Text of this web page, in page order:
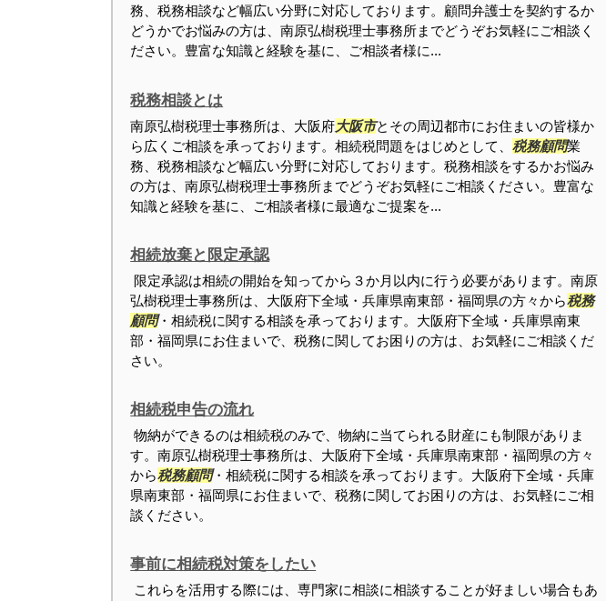
務、税務相談など幅広い分野に対応しております。顧問弁護士を契約するか
どうかでお悩みの方は、南原弘樹税理士事務所までどうぞお気軽にご相談く
ださい。豊富な知識と経験を基に、ご相談者様に...
税務相談とは
南原弘樹税理士事務所は、大阪府大阪市とその周辺都市にお住まいの皆様か
ら広くご相談を承っております。相続税問題をはじめとして、税務顧問業
務、税務相談など幅広い分野に対応しております。税務相談をするかお悩み
の方は、南原弘樹税理士事務所までどうぞお気軽にご相談ください。豊富な
知識と経験を基に、ご相談者様に最適なご提案を...
相続放棄と限定承認
限定承認は相続の開始を知ってから３か月以内に行う必要があります。南原
弘樹税理士事務所は、大阪府下全域・兵庫県南東部・福岡県の方々から税務
顧問・相続税に関する相談を承っております。大阪府下全域・兵庫県南東
部・福岡県にお住まいで、税務に関してお困りの方は、お気軽にご相談くだ
さい。
相続税申告の流れ
物納ができるのは相続税のみで、物納に当てられる財産にも制限がありま
す。南原弘樹税理士事務所は、大阪府下全域・兵庫県南東部・福岡県の方々
から税務顧問・相続税に関する相談を承っております。大阪府下全域・兵庫
県南東部・福岡県にお住まいで、税務に関してお困りの方は、お気軽にご相
談ください。
事前に相続税対策をしたい
これらを活用する際には、専門家に相談に相談することが好ましい場合もあ